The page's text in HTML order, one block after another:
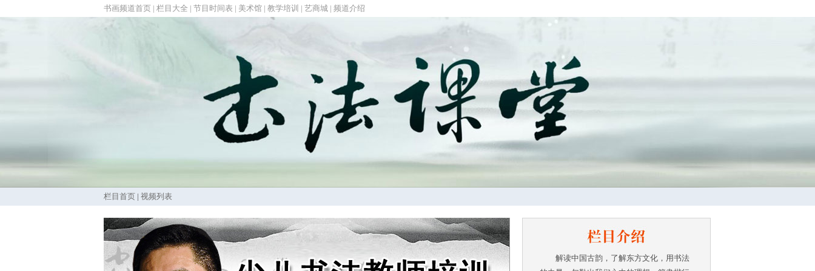
书画频道首页| 栏目大全 | 节目时间表 | 美术馆| 教学培训 | 艺商城| 频道介绍
栏目首页| 视频列表
解读中国古韵，了解东方文化，用书法